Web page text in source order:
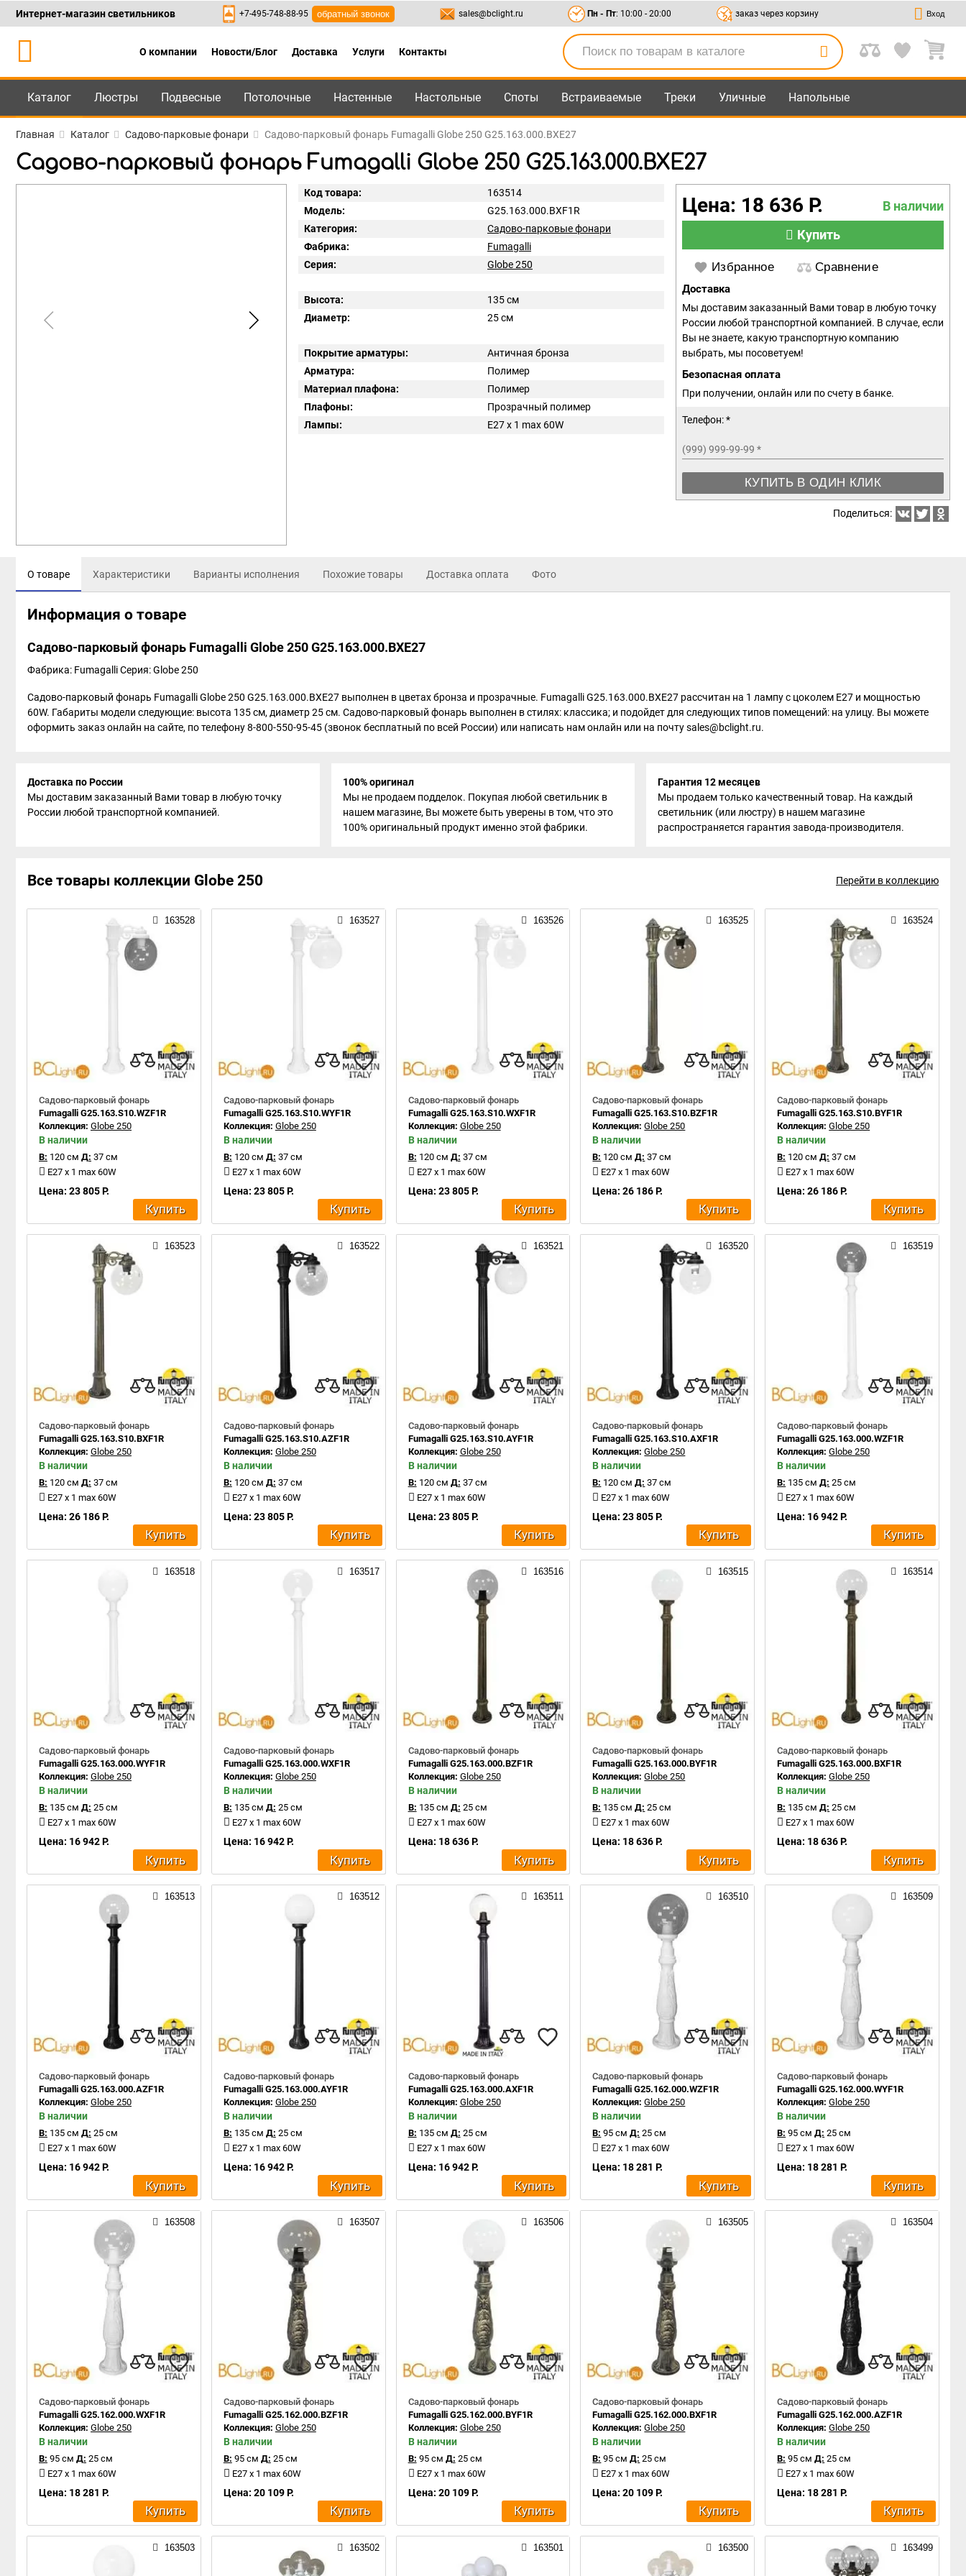
Каталог +7-495-748-88-95 ,8-800-550-95-45 sales@bclight.ru
Интернет-магазин светильников +7-495-748-88-95 обратный звонок sales@bclight.ru Пн - Пт: 10:00 - 20:00 заказ через корзину Вход
О компании Новости/Блог Доставка Услуги Контакты
Каталог Люстры Подвесные Потолочные Настенные Настольные Споты Встраиваемые Треки Уличные Напольные
Главная Каталог Садово-парковые фонари Садово-парковый фонарь Fumagalli Globe 250 G25.163.000.BXE27
Садово-парковый фонарь Fumagalli Globe 250 G25.163.000.BXE27
Код товара:
163514
Модель:
G25.163.000.BXF1R
Категория:
Садово-парковые фонари
Фабрика:
Fumagalli
Серия:
Globe 250
Высота:
135 см
Диаметр:
25 см
Покрытие арматуры:
Античная бронза
Арматура:
Полимер
Материал плафона:
Полимер
Плафоны:
Прозрачный полимер
Лампы:
E27 x 1 max 60W
Цена: 18 636 Р.
В наличии
Купить
Избранное Сравнение
Доставка
Мы доставим заказанный Вами товар в любую точку
России любой транспортной компанией. В случае, если
Вы не знаете, какую транспортную компанию
выбрать, мы посоветуем!
Безопасная оплата
При получении, онлайн или по счету в банке.
Телефон: *
(999) 999-99-99 *
КУПИТЬ В ОДИН КЛИК
Поделиться:
О товаре Характеристики Варианты исполнения Похожие товары Доставка оплата Фото
Информация о товаре
Садово-парковый фонарь Fumagalli Globe 250 G25.163.000.BXE27
Фабрика: FumagalliСерия: Globe 250
Садово-парковый фонарь Fumagalli Globe 250 G25.163.000.BXE27 выполнен в цветах бронза и прозрачные. Fumagalli G25.163.000.BXE27 рассчитан на 1 лампу с цоколем E27 и мощностью
60W. Габариты модели следующие: высота 135 см, диаметр 25 см. Садово-парковый фонарь выполнен в стилях: классика; и подойдет для следующих типов помещений: на улицу. Вы можете
оформить заказ онлайн на сайте, по телефону 8-800-550-95-45 (звонок бесплатный по всей России) или написать нам онлайн или на почту sales@bclight.ru.
Доставка по России
Мы доставим заказанный Вами товар в любую точку
России любой транспортной компанией.
100% оригинал
Мы не продаем подделок. Покупая любой светильник в
нашем магазине, Вы можете быть уверены в том, что это
100% оригинальный продукт именно этой фабрики.
Гарантия 12 месяцев
Мы продаем только качественный товар. На каждый
светильник (или люстру) в нашем магазине
распространяется гарантия завода-производителя.
Все товары коллекции Globe 250 Перейти в коллекцию
163528
Садово-парковый фонарь
Fumagalli G25.163.S10.WZF1R
Коллекция: Globe 250
В наличии
В: 120 см Д: 37 см
E27 x 1 max 60W
Цена: 23 805 Р.
Купить
163527
Садово-парковый фонарь
Fumagalli G25.163.S10.WYF1R
Коллекция: Globe 250
В наличии
В: 120 см Д: 37 см
E27 x 1 max 60W
Цена: 23 805 Р.
Купить
163526
Садово-парковый фонарь
Fumagalli G25.163.S10.WXF1R
Коллекция: Globe 250
В наличии
В: 120 см Д: 37 см
E27 x 1 max 60W
Цена: 23 805 Р.
Купить
163525
Садово-парковый фонарь
Fumagalli G25.163.S10.BZF1R
Коллекция:Globe 250
В наличии
В: 120 см Д: 37 см
E27 x 1 max 60W
Цена: 26 186 Р.
Купить
163524
Садово-парковый фонарь
Fumagalli G25.163.S10.BYF1R
Коллекция:Globe 250
В наличии
В: 120 см Д: 37 см
E27 x 1 max 60W
Цена: 26 186 Р.
Купить
163523
Садово-парковый фонарь
Fumagalli G25.163.S10.BXF1R
Коллекция: Globe 250
В наличии
В: 120 см Д: 37 см
E27 x 1 max 60W
Цена: 26 186 Р.
Купить
163522
Садово-парковый фонарь
Fumagalli G25.163.S10.AZF1R
Коллекция: Globe 250
В наличии
В: 120 см Д: 37 см
E27 x 1 max 60W
Цена: 23 805 Р.
Купить
163521
Садово-парковый фонарь
Fumagalli G25.163.S10.AYF1R
Коллекция: Globe 250
В наличии
В: 120 см Д: 37 см
E27 x 1 max 60W
Цена: 23 805 Р.
Купить
163520
Садово-парковый фонарь
Fumagalli G25.163.S10.AXF1R
Коллекция:Globe 250
В наличии
В: 120 см Д: 37 см
E27 x 1 max 60W
Цена: 23 805 Р.
Купить
163519
Садово-парковый фонарь
Fumagalli G25.163.000.WZF1R
Коллекция:Globe 250
В наличии
В: 135 см Д: 25 см
E27 x 1 max 60W
Цена: 16 942 Р.
Купить
163518
Садово-парковый фонарь
Fumagalli G25.163.000.WYF1R
Коллекция: Globe 250
В наличии
В: 135 см Д: 25 см
E27 x 1 max 60W
Цена: 16 942 Р.
Купить
163517
Садово-парковый фонарь
Fumagalli G25.163.000.WXF1R
Коллекция: Globe 250
В наличии
В: 135 см Д: 25 см
E27 x 1 max 60W
Цена: 16 942 Р.
Купить
163516
Садово-парковый фонарь
Fumagalli G25.163.000.BZF1R
Коллекция: Globe 250
В наличии
В: 135 см Д: 25 см
E27 x 1 max 60W
Цена: 18 636 Р.
Купить
163515
Садово-парковый фонарь
Fumagalli G25.163.000.BYF1R
Коллекция:Globe 250
В наличии
В: 135 см Д: 25 см
E27 x 1 max 60W
Цена: 18 636 Р.
Купить
163514
Садово-парковый фонарь
Fumagalli G25.163.000.BXF1R
Коллекция:Globe 250
В наличии
В: 135 см Д: 25 см
E27 x 1 max 60W
Цена: 18 636 Р.
Купить
163513
Садово-парковый фонарь
Fumagalli G25.163.000.AZF1R
Коллекция: Globe 250
В наличии
В: 135 см Д: 25 см
E27 x 1 max 60W
Цена: 16 942 Р.
Купить
163512
Садово-парковый фонарь
Fumagalli G25.163.000.AYF1R
Коллекция: Globe 250
В наличии
В: 135 см Д: 25 см
E27 x 1 max 60W
Цена: 16 942 Р.
Купить
163511
Садово-парковый фонарь
Fumagalli G25.163.000.AXF1R
Коллекция: Globe 250
В наличии
В: 135 см Д: 25 см
E27 x 1 max 60W
Цена: 16 942 Р.
Купить
163510
Садово-парковый фонарь
Fumagalli G25.162.000.WZF1R
Коллекция:Globe 250
В наличии
В: 95 см Д: 25 см
E27 x 1 max 60W
Цена: 18 281 Р.
Купить
163509
Садово-парковый фонарь
Fumagalli G25.162.000.WYF1R
Коллекция:Globe 250
В наличии
В: 95 см Д: 25 см
E27 x 1 max 60W
Цена: 18 281 Р.
Купить
163508
Садово-парковый фонарь
Fumagalli G25.162.000.WXF1R
Коллекция: Globe 250
В наличии
В: 95 см Д: 25 см
E27 x 1 max 60W
Цена: 18 281 Р.
Купить
163507
Садово-парковый фонарь
Fumagalli G25.162.000.BZF1R
Коллекция: Globe 250
В наличии
В: 95 см Д: 25 см
E27 x 1 max 60W
Цена: 20 109 Р.
Купить
163506
Садово-парковый фонарь
Fumagalli G25.162.000.BYF1R
Коллекция: Globe 250
В наличии
В: 95 см Д: 25 см
E27 x 1 max 60W
Цена: 20 109 Р.
Купить
163505
Садово-парковый фонарь
Fumagalli G25.162.000.BXF1R
Коллекция:Globe 250
В наличии
В: 95 см Д: 25 см
E27 x 1 max 60W
Цена: 20 109 Р.
Купить
163504
Садово-парковый фонарь
Fumagalli G25.162.000.AZF1R
Коллекция:Globe 250
В наличии
В: 95 см Д: 25 см
E27 x 1 max 60W
Цена: 18 281 Р.
Купить
163503 163502 163501 163500 163499